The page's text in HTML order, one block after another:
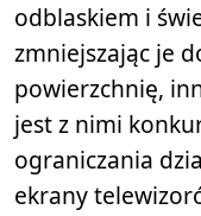
odblaskiem i
zmniejszając je
powierzchnię,
jest z nimi
ograniczania
ekrany